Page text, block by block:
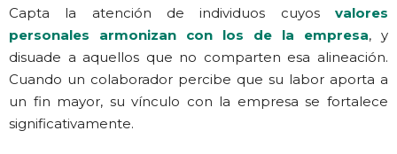
Capta la atención de individuos cuyos valores
personales armonizan con los de la empresa, y
disuade a aquellos que no comparten esa alineación.
Cuando un colaborador percibe que su labor aporta a
un fin mayor, su vínculo con la empresa se fortalece
significativamente.